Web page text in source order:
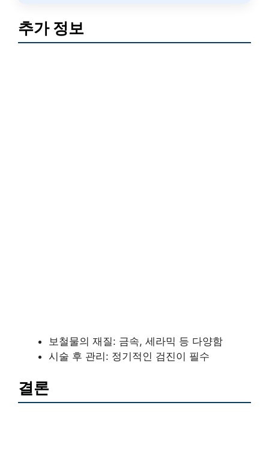
추가 정보
보철물의 재질: 금속, 세라믹 등 다양함
시술 후 관리: 정기적인 검진이 필수
결론